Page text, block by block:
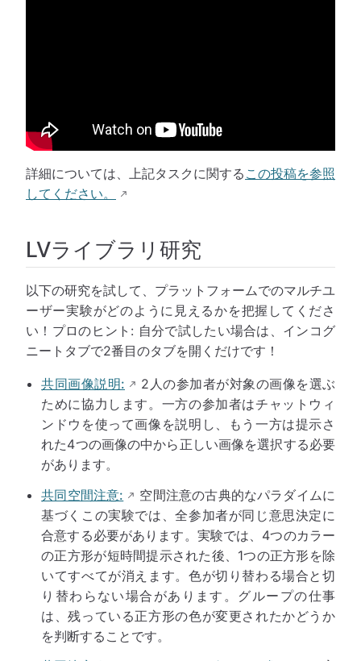
詳細については、上記タスクに関する この投稿を参照
してください。
LVライブラリ研究
以下の研究を試して、プラットフォームでのマルチユ
ーザー実験がどのように見えるかを把握してくださ
い！プロのヒント: 自分で試したい場合は、インコグ
ニートタブで2番目のタブを開くだけです！
共同画像説明:
2人の参加者が対象の画像を選ぶ
ために協力します。一方の参加者はチャットウィ
ンドウを使って画像を説明し、もう一方は提示さ
れた4つの画像の中から正しい画像を選択する必要
があります。
共同空間注意:
空間注意の古典的なパラダイムに
基づくこの実験では、全参加者が同じ意思決定に
合意する必要があります。実験では、4つのカラー
の正方形が短時間提示された後、1つの正方形を除
いてすべてが消えます。色が切り替わる場合と切
り替わらない場合があります。グループの仕事
は、残っている正方形の色が変更されたかどうか
を判断することです。